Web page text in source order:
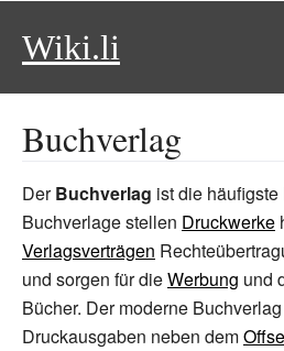
Wiki.li
Buchverlag
DerBuchverlag ist die
Buchverlage stellen Druckwerke
Verlagsverträgen
und sorgen für dieWerbung und
Bücher. Der moderne
Druckausgaben neben dem